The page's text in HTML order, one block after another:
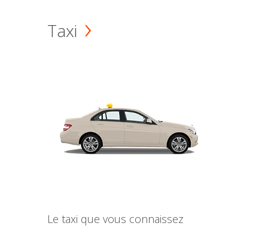
Taxi
Le taxi que vous connaissez